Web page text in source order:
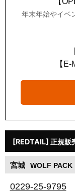
年末年始やイベ
【E-
[REDTAIL] 正規販
宮城 WOLF PACK
0229-25-9795